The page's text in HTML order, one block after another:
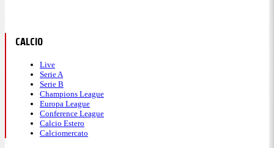
CALCIO
Live
Serie A
Serie B
Champions League
Europa League
Conference League
Calcio Estero
Calciomercato